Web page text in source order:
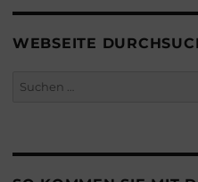
WEBSEITE
Suchen